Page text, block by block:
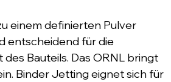
einem definierten Pulver
entscheidend für die
Bauteils. Das ORNL bringt
Binder Jetting eignet sich für